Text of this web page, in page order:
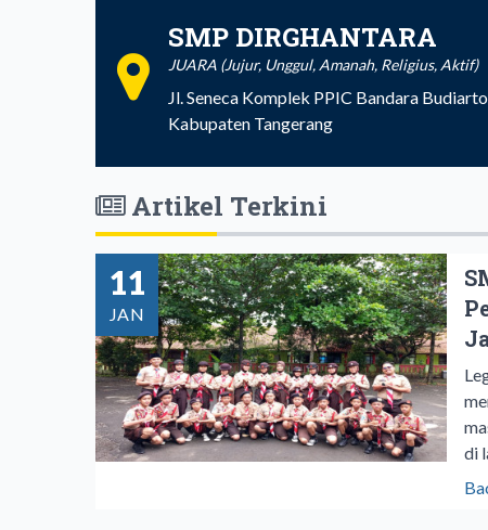
SMP DIRGHANTARA
JUARA (Jujur, Unggul, Amanah, Religius, Aktif)
Jl. Seneca Komplek PPIC Bandara
Kabupaten Tangerang
Artikel Terkini
11
JAN
di